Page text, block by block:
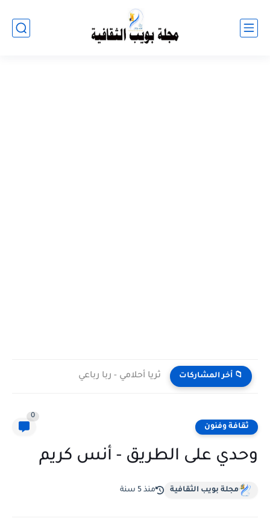
📁 أخر المشاركات ثريا أحلامي - ربا رباعي
ثقافة وفنون
0
وحدي على الطريق - أنس كريم
مجلة بويب الثقافية منذ 5 سنة